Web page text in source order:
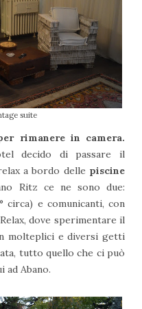
suite
rimanere in camera.
decido di passare il
a bordo delle piscine
Ritz ce ne sono due:
circa) e comunicanti, con
dove sperimentare il
molteplici e diversi getti
tutto quello che ci può
ad Abano.